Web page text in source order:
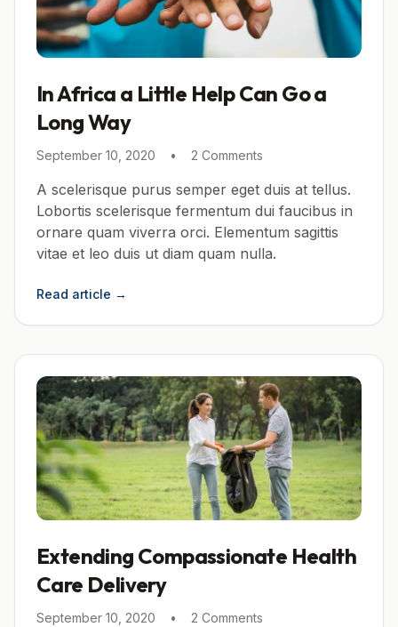
In Africa a Little Help Can Go a
Long Way
September 10, 2020 • 2 Comments
A scelerisque purus semper eget duis at tellus.
Lobortis scelerisque fermentum dui faucibus in
ornare quam viverra orci. Elementum sagittis
vitae et leo duis ut diam quam nulla.
Read article →
Extending Compassionate Health
Care Delivery
September 10, 2020 • 2 Comments